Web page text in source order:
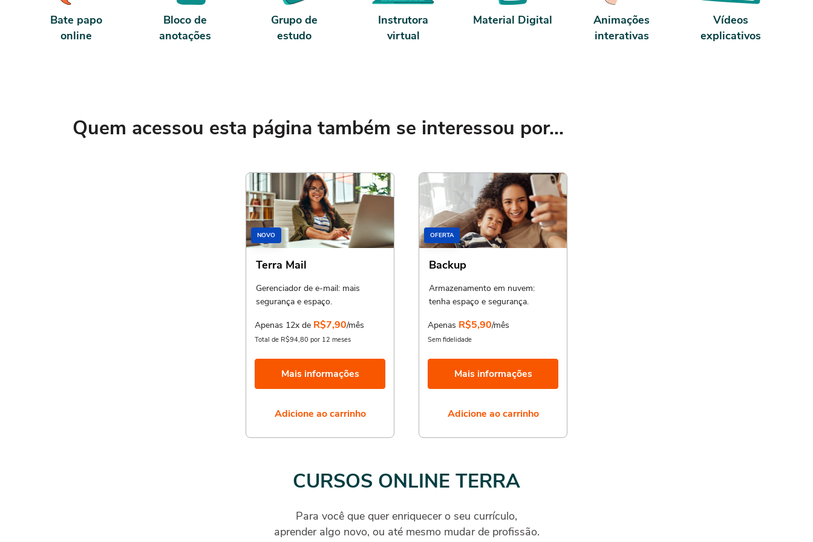
Bate papo
online
Bloco de
anotações
Grupo de
estudo
Instrutora
virtual
Material Digital
Animações
interativas
Vídeos
explicativos
Quem acessou esta página também se interessou por...
NOVO
Terra Mail
Gerenciador de e-mail: mais
segurança e espaço.
Apenas 12x de R$7,90/mês
Total de R$94,80 por 12 meses
Mais informações
Adicione ao carrinho
OFERTA
Backup
Armazenamento em nuvem:
tenha espaço e segurança.
Apenas R$5,90/mês
Sem fidelidade
Mais informações
Adicione ao carrinho
CURSOS ONLINE TERRA
Para você que quer enriquecer o seu currículo,
aprender algo novo, ou até mesmo mudar de profissão.